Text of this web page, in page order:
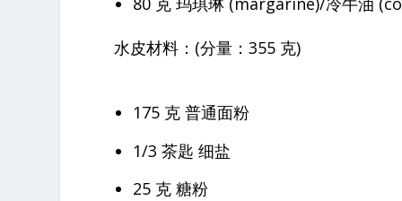
水皮材料：(分量：355 克)
175 克 普通面粉
1/3 茶匙 细盐
25 克 糖粉